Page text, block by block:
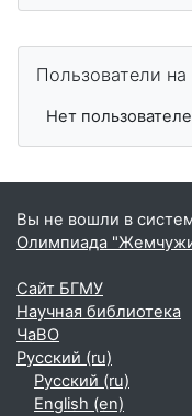
Пользователи на
Нет
Вы не вошли в
Олимпиада
Сайт БГМУ
Научная библиотека
ЧаВО
Русский ‎(ru)‎
Русский ‎(ru)‎
English ‎(en)‎